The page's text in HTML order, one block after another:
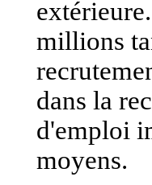
millions
dans la
d'emploi
moyens.